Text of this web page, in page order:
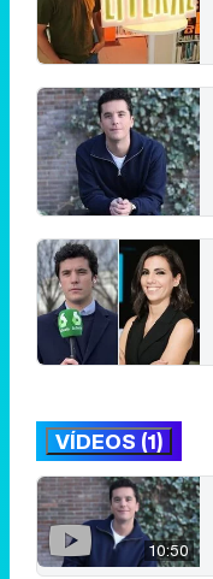
VÍDEOS (1)
10:50